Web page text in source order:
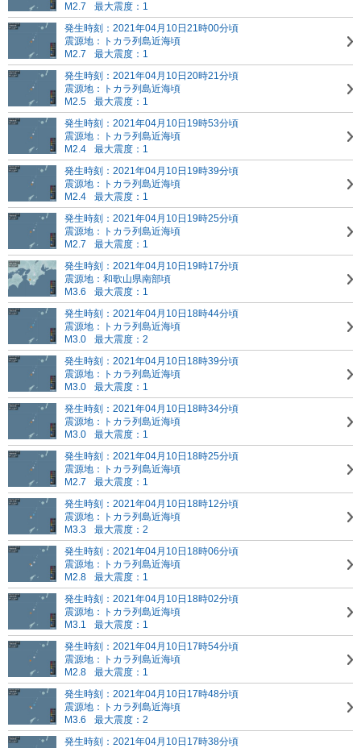
M2.7
最大震度：1
発生時刻：2021年04月10日21時00分頃
震源地：トカラ列島近海頃
M2.7
最大震度：1
発生時刻：2021年04月10日20時21分頃
震源地：トカラ列島近海頃
M2.5
最大震度：1
発生時刻：2021年04月10日19時53分頃
震源地：トカラ列島近海頃
M2.4
最大震度：1
発生時刻：2021年04月10日19時39分頃
震源地：トカラ列島近海頃
M2.4
最大震度：1
発生時刻：2021年04月10日19時25分頃
震源地：トカラ列島近海頃
M2.7
最大震度：1
発生時刻：2021年04月10日19時17分頃
震源地：和歌山県南部頃
M3.6
最大震度：1
発生時刻：2021年04月10日18時44分頃
震源地：トカラ列島近海頃
M3.0
最大震度：2
発生時刻：2021年04月10日18時39分頃
震源地：トカラ列島近海頃
M3.0
最大震度：1
発生時刻：2021年04月10日18時34分頃
震源地：トカラ列島近海頃
M3.0
最大震度：1
発生時刻：2021年04月10日18時25分頃
震源地：トカラ列島近海頃
M2.7
最大震度：1
発生時刻：2021年04月10日18時12分頃
震源地：トカラ列島近海頃
M3.3
最大震度：2
発生時刻：2021年04月10日18時06分頃
震源地：トカラ列島近海頃
M2.8
最大震度：1
発生時刻：2021年04月10日18時02分頃
震源地：トカラ列島近海頃
M3.1
最大震度：1
発生時刻：2021年04月10日17時54分頃
震源地：トカラ列島近海頃
M2.8
最大震度：1
発生時刻：2021年04月10日17時48分頃
震源地：トカラ列島近海頃
M3.6
最大震度：2
発生時刻：2021年04月10日17時38分頃